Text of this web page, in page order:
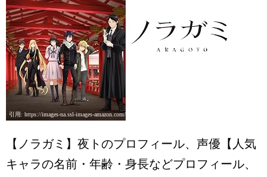
引用: https://images-na.ssl-images-amazon.com/images/I/81o4gL4CFDL._RI_SX380_.jpg
【ノラガミ】夜トのプロフィール、声優【人気
キャラの名前・年齢・身長などプロフィール、